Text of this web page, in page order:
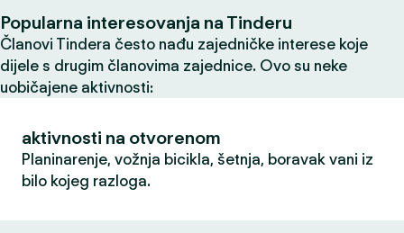
Popularna interesovanja na Tinderu
Članovi Tindera često nađu zajedničke interese koje
dijele s drugim članovima zajednice. Ovo su neke
uobičajene aktivnosti:
aktivnosti na otvorenom
Planinarenje, vožnja bicikla, šetnja, boravak vani iz
bilo kojeg razloga.